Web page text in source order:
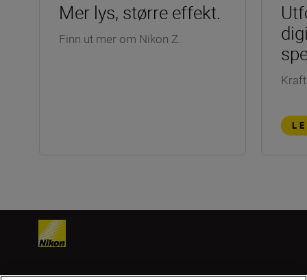
Mer lys, større effekt.
Finn ut mer om Nikon Z.